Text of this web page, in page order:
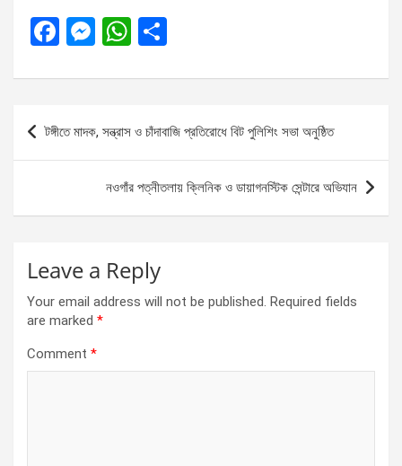
F
ce
o
M
se
g
er
W
at
A
p
p
ar
e
Post
navigation
টঙ্গীতে মাদক, সন্ত্রাস ও চাঁদাবাজি প্রতিরোধে বিট পুলিশিং সভা অনুষ্ঠিত
নওগাঁর পত্নীতলায় ক্লিনিক ও ডায়াগনস্টিক সেন্টারে অভিযান
Leave a Reply
Your email address will not be published. Required fields
are marked *
Comment *